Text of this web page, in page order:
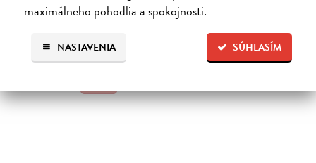
maximálneho pohodlia a spokojnosti.
SÚHLASÍM
NASTAVENIA
Novotný Michal | Elektronická kniha
Na stiahnutie ako